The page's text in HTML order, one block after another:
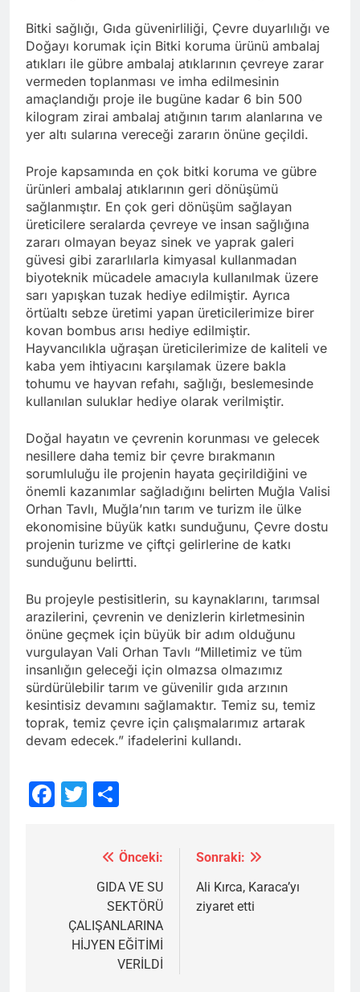
Bitki sağlığı, Gıda güvenirliliği, Çevre duyarlılığı ve
Doğayı korumak için Bitki koruma ürünü ambalaj
atıkları ile gübre ambalaj atıklarının çevreye zarar
vermeden toplanması ve imha edilmesinin
amaçlandığı proje ile bugüne kadar 6 bin 500
kilogram zirai ambalaj atığının tarım alanlarına ve
yer altı sularına vereceği zararın önüne geçildi.
Proje kapsamında en çok bitki koruma ve gübre
ürünleri ambalaj atıklarının geri dönüşümü
sağlanmıştır. En çok geri dönüşüm sağlayan
üreticilere seralarda çevreye ve insan sağlığına
zararı olmayan beyaz sinek ve yaprak galeri
güvesi gibi zararlılarla kimyasal kullanmadan
biyoteknik mücadele amacıyla kullanılmak üzere
sarı yapışkan tuzak hediye edilmiştir. Ayrıca
örtüaltı sebze üretimi yapan üreticilerimize birer
kovan bombus arısı hediye edilmiştir.
Hayvancılıkla uğraşan üreticilerimize de kaliteli ve
kaba yem ihtiyacını karşılamak üzere bakla
tohumu ve hayvan refahı, sağlığı, beslemesinde
kullanılan suluklar hediye olarak verilmiştir.
Doğal hayatın ve çevrenin korunması ve gelecek
nesillere daha temiz bir çevre bırakmanın
sorumluluğu ile projenin hayata geçirildiğini ve
önemli kazanımlar sağladığını belirten Muğla Valisi
Orhan Tavlı, Muğla’nın tarım ve turizm ile ülke
ekonomisine büyük katkı sunduğunu, Çevre dostu
projenin turizme ve çiftçi gelirlerine de katkı
sunduğunu belirtti.
Bu projeyle pestisitlerin, su kaynaklarını, tarımsal
arazilerini, çevrenin ve denizlerin kirletmesinin
önüne geçmek için büyük bir adım olduğunu
vurgulayan Vali Orhan Tavlı “Milletimiz ve tüm
insanlığın geleceği için olmazsa olmazımız
sürdürülebilir tarım ve güvenilir gıda arzının
kesintisiz devamını sağlamaktır. Temiz su, temiz
toprak, temiz çevre için çalışmalarımız artarak
devam edecek.” ifadelerini kullandı.
Facebook
Twitter
gezinmesi
Önceki:
GIDA VE SU
SEKTÖRÜ
ÇALIŞANLARINA
HİJYEN EĞİTİMİ
VERİLDİ
Sonraki:
Ali Kırca, Karaca’yı
ziyaret etti